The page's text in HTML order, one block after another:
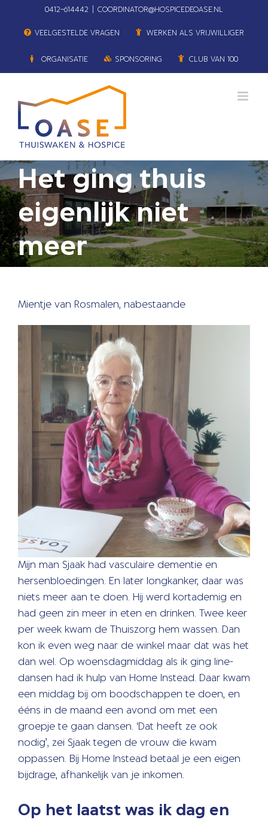
0412–614442 COORDINATOR@HOSPICEDEOASE.NL
VEELGESTELDE VRAGEN WERKEN ALS VRIJWILLIGER
ORGANISATIE SPONSORING CLUB VAN 100
Het ging thuis
eigenlijk niet
meer
Mientje van Rosmalen, nabestaande
Mijn man Sjaak had vasculaire dementie en
hersenbloedingen. En later longkanker, daar was
niets meer aan te doen. Hij werd kortademig en
had geen zin meer in eten en drinken. Twee keer
per week kwam de Thuiszorg hem wassen. Dan
kon ik even weg naar de winkel maar dat was het
dan wel. Op woensdagmiddag als ik ging line-
dansen had ik hulp van Home Instead. Daar kwam
een middag bij om boodschappen te doen, en
ééns in de maand een avond om met een
groepje te gaan dansen. ‘Dat heeft ze ook
nodig’, zei Sjaak tegen de vrouw die kwam
oppassen. Bij Home Instead betaal je een eigen
bijdrage, afhankelijk van je inkomen.
Op het laatst was ik dag en